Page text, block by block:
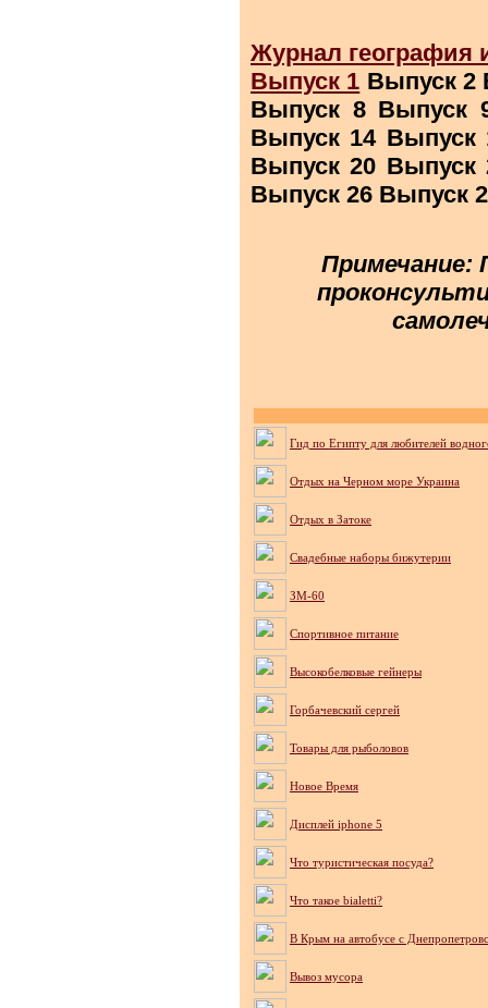
Журнал география
Выпуск 1 Выпуск 2
Выпуск 8 Выпуск
Выпуск 14 Выпуск
Выпуск 20 Выпуск
Выпуск 26 Выпуск
Примечание:
Гид по Египту для любителей
Отдых на Черном море Украина
Отдых в Затоке
Cвадебные наборы бижутерии
ЗМ-60
Спортивное питание
Высокобелковые гейнеры
Горбачевский сергей
Товары для рыболовов
Новое Время
Дисплей iphone 5
Что туристическая посуда?
Что такое bialetti?
В Крым на автобусе с
Вывоз мусора